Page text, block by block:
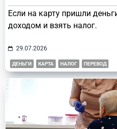
Если на карту пришли
доходом и взять налог.
29.07.2026
ДЕНЬГИ КАРТА НАЛОГ ПЕРЕВОД